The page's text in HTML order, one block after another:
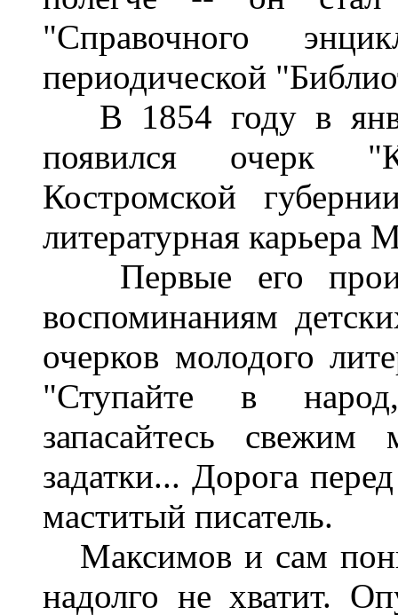
"Справочного
периодической
В 1854 году в
появился очерк
Костромской
литературная карьера
Первые его
воспоминаниям
очерков молодого
"Ступайте в
запасайтесь
задатки... Дорога
маститый писатель.
Максимов и сам
надолго не хватит.